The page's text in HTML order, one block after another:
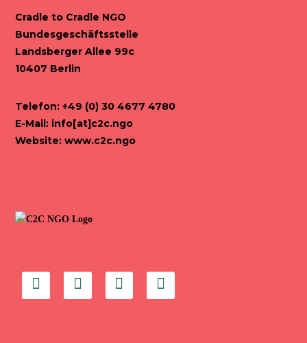
Cradle to Cradle NGO
Bundesgeschäftsstelle
Landsberger Allee 99c
10407 Berlin
Telefon: +49 (0) 30 4677 4780
E-Mail: info[at]c2c.ngo
Website:www.c2c.ngo